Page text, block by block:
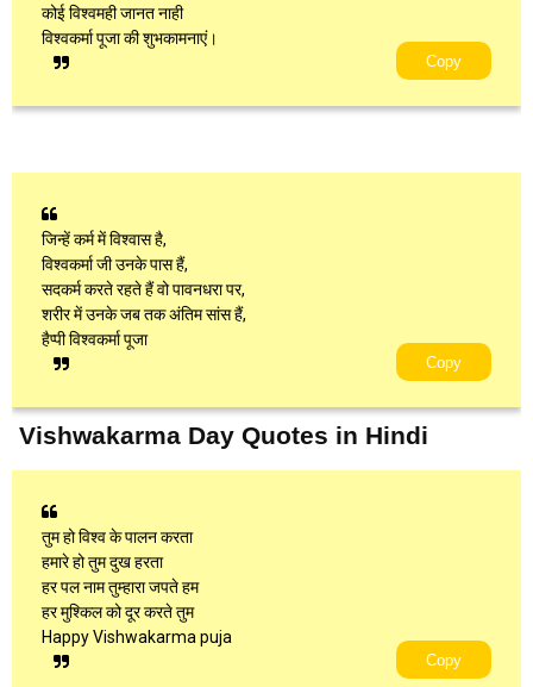
कोई विश्वमही जानत नाही
विश्वकर्मा पूजा की शुभकामनाएं।
Copy
जिन्हें कर्म में विश्वास है,
विश्वकर्मा जी उनके पास हैं,
सदकर्म करते रहते हैं वो पावनधरा पर,
शरीर में उनके जब तक अंतिम सांस हैं,
हैप्पी विश्वकर्मा पूजा
Copy
Vishwakarma Day Quotes in Hindi
तुम हो विश्व के पालन करता
हमारे हो तुम दुख हरता
हर पल नाम तुम्हारा जपते हम
हर मुश्किल को दूर करते तुम
Happy Vishwakarma puja
Copy